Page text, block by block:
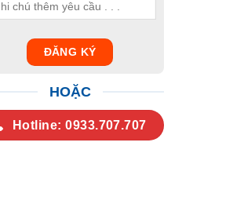
HOẶC
Hotline: 0933.707.707